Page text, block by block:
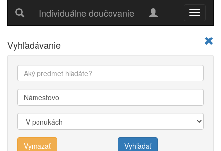
Hlavné
menu
Individuálne doučovanie
Vyhľadávanie
Vymazať Vyhľadať